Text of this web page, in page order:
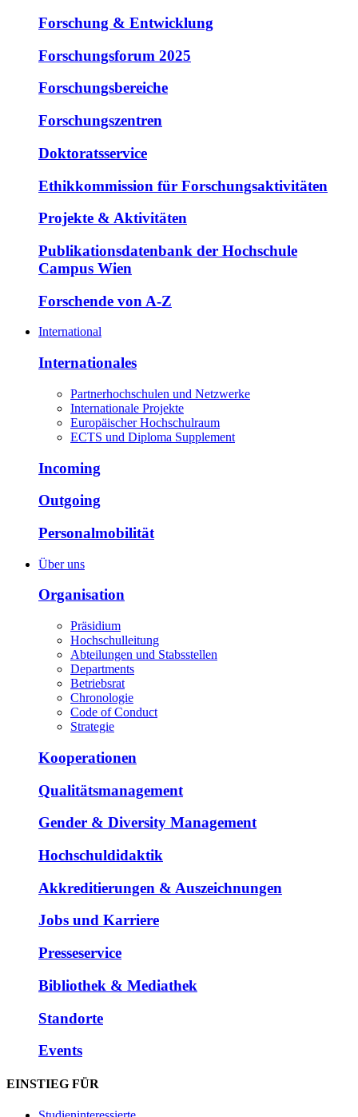
Forschung & Entwicklung
Forschungsforum 2025
Forschungsbereiche
Forschungszentren
Doktoratsservice
Ethikkommission für Forschungsaktivitäten
Projekte & Aktivitäten
Publikationsdatenbank der Hochschule
Campus Wien
Forschende von A-Z
International
Internationales
Partnerhochschulen und Netzwerke
Internationale Projekte
Europäischer Hochschulraum
ECTS und Diploma Supplement
Incoming
Outgoing
Personalmobilität
Über uns
Organisation
Präsidium
Hochschulleitung
Abteilungen und Stabsstellen
Departments
Betriebsrat
Chronologie
Code of Conduct
Strategie
Kooperationen
Qualitätsmanagement
Gender & Diversity Management
Hochschuldidaktik
Akkreditierungen & Auszeichnungen
Jobs und Karriere
Presseservice
Bibliothek & Mediathek
Standorte
Events
EINSTIEG FÜR